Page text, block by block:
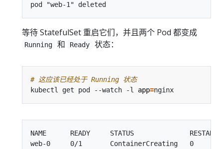
等待 StatefulSet 重启它们，并且两个 Pod 都变成
Running 和 Ready 状态：
# 这应该已经处于 Running 状态
kubectl get pod --watch -l app=
NAME      READY     STATUS              RESTARTS
web-0     0/1       ContainerCreating   0